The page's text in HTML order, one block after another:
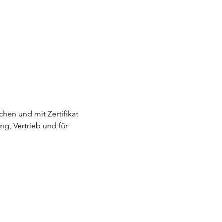
und mit Zertifikat
Vertrieb und für